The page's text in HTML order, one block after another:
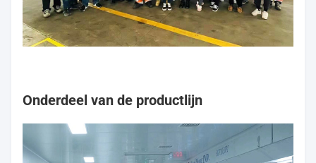
Onderdeel van de productlijn